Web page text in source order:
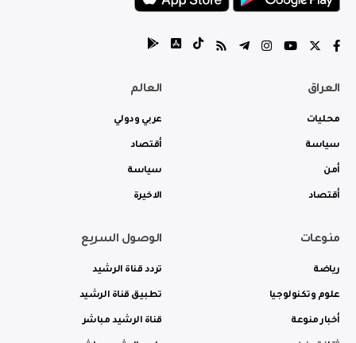
العراق
محليات
سياسة
أمن
أقتصاد
العالم
عربي ودولي
أقتصاد
سياسة
الاخيرة
منوعات
رياضة
علوم وتكنولوجيا
أخبار منوعة
الوصول السريع
تردد قناة الرشيد
تطبيق قناة الرشيد
قناة الرشيد مباشر